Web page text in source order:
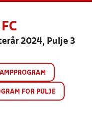
2024, Pulje 3
FOR PULJE